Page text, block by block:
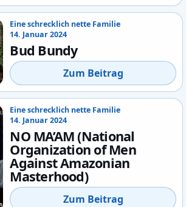
Eine schrecklich nette Familie
14. Januar 2024
Bud Bundy
Zum Beitrag
Eine schrecklich nette Familie
14. Januar 2024
NO MA’AM (National
Organization of Men
Against Amazonian
Masterhood)
Zum Beitrag